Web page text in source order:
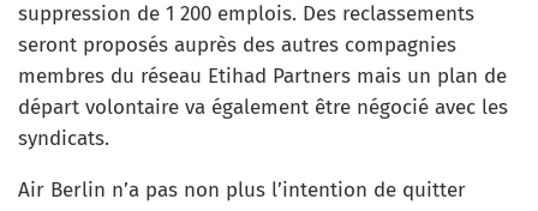
suppression de 1 200 emplois. Des reclassements
seront proposés auprès des autres compagnies
membres du réseau Etihad Partners mais un plan de
départ volontaire va également être négocié avec les
syndicats.
Air Berlin n’a pas non plus l’intention de quitter